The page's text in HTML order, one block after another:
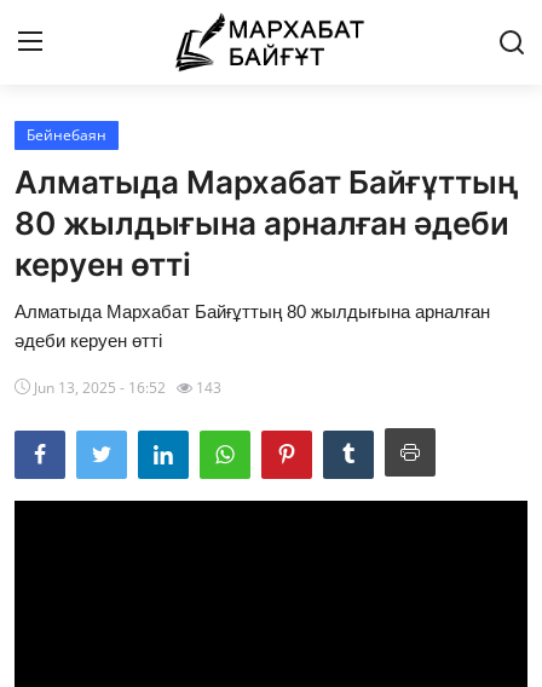
Басты бет
Байланыс
Мархабат Байғұт 80 жас
Із
Бейнебаян
Бейнебаян
Алматыда Мархабат Байғұттың
80 жылдығына арналған әдеби
керуен өтті
Алматыда Мархабат Байғұттың 80 жылдығына арналған
әдеби керуен өтті
Jun 13, 2025 - 16:52 143